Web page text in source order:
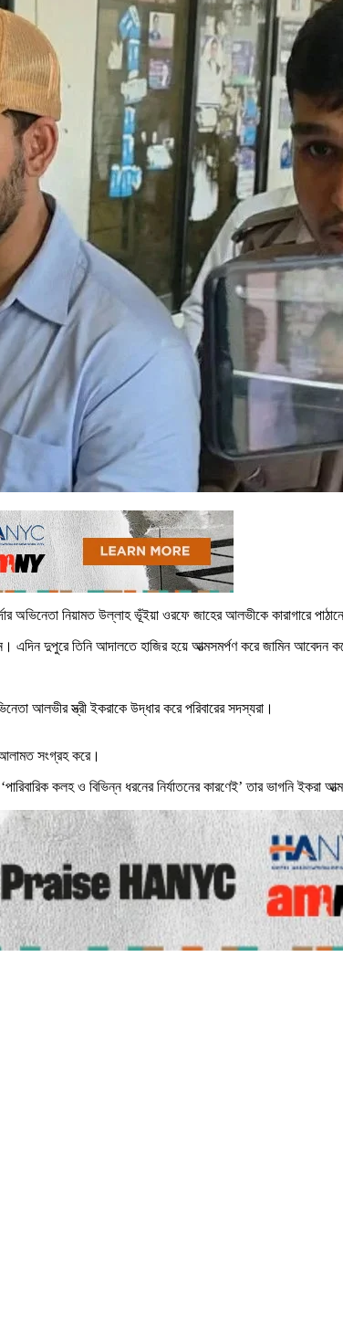
অভিনেতা নিয়ামত উল্লাহ ভূঁইয়া ওরফে জাহের আলভীকে কারাগারে
এদিন দুপুরে তিনি আদালতে হাজির হয়ে আত্মসমর্পণ করে জামিন আবেদন
আলভীর স্ত্রী ইকরাকে উদ্ধার করে পরিবারের সদস্যরা।
আলামত সংগ্রহ করে।
কলহ ও বিভিন্ন ধরনের নির্যাতনের কারণেই’ তার ভাগনি ইকরা